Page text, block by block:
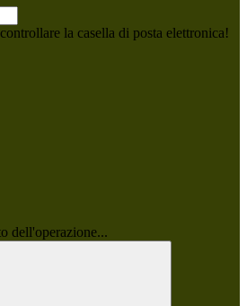
la casella di posta elettronica!
dell'operazione...